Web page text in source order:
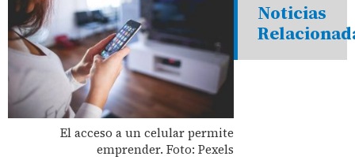
El acceso a un celular permite
emprender. Foto: Pexels
Noticias